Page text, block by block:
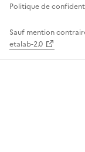
Politique de
Sauf mention
etalab-2.0